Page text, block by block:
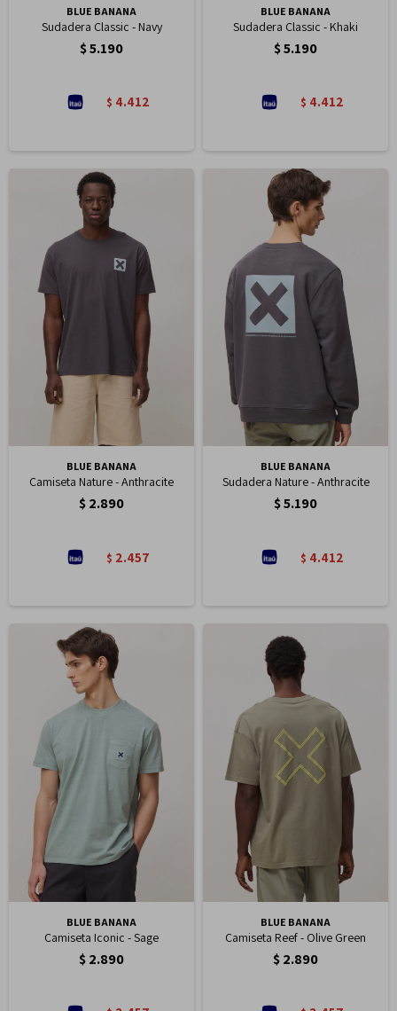
BLUE BANANA
Sudadera Classic - Navy
$5.190
$ 4.412
BLUE BANANA
Sudadera Classic - Khaki
$5.190
$ 4.412
BLUE BANANA
Camiseta Nature - Anthracite
$2.890
$ 2.457
BLUE BANANA
Sudadera Nature - Anthracite
$5.190
$ 4.412
BLUE BANANA
Camiseta Iconic - Sage
$2.890
BLUE BANANA
Camiseta Reef - Olive Green
$2.890